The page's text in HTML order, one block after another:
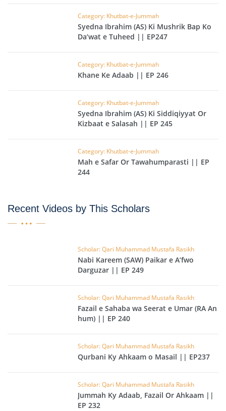
Category: Khutbat-e-Jummah
Syedna Ibrahim (AS) Ki Mushrik Bap Ko
Da’wat e Tuheed || EP247
Category: Khutbat-e-Jummah
Khane Ke Adaab || EP 246
Category: Khutbat-e-Jummah
Syedna Ibrahim (AS) Ki Siddiqiyyat Or
Kizbaat e Salasah || EP 245
Category: Khutbat-e-Jummah
Mah e Safar Or Tawahumparasti || EP
244
Recent Videos by This Scholars
Scholar: Qari Muhammad Mustafa Rasikh
Nabi Kareem (SAW) Paikar e A’fwo
Darguzar || EP 249
Scholar: Qari Muhammad Mustafa Rasikh
Fazail e Sahaba wa Seerat e Umar (RA An
hum) || EP 240
Scholar: Qari Muhammad Mustafa Rasikh
Qurbani Ky Ahkaam o Masail || EP237
Scholar: Qari Muhammad Mustafa Rasikh
Jummah Ky Adaab, Fazail Or Ahkaam ||
EP 232